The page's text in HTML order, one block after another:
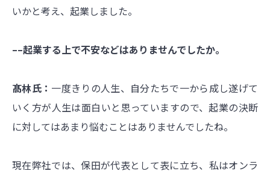
いかと考え、起業しました。
––起業する上で不安などはありませんでしたか。
髙林氏： 一度きりの人生、自分たちで一から成し遂げて
いく方が人生は面白いと思っていますので、起業の決断
に対してはあまり悩むことはありませんでしたね。
現在弊社では、保田が代表として表に立ち、私はオンラ